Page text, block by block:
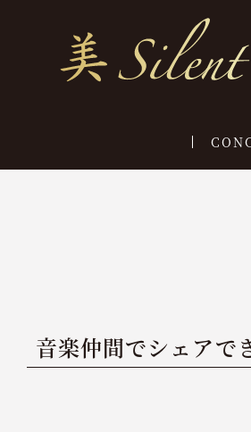
音楽仲間でシェアで